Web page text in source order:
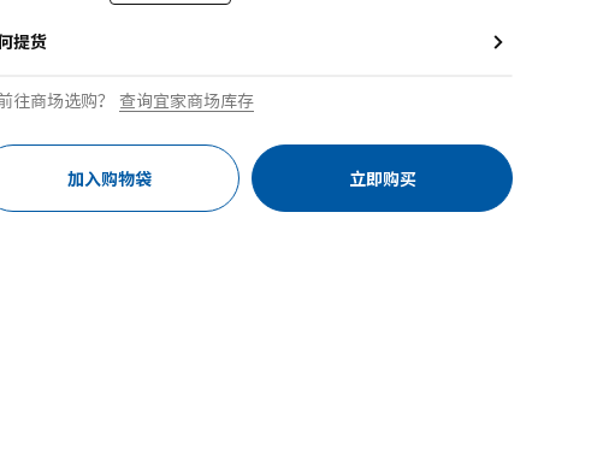
提货
往商场选购？ 查询宜家商场库存
加入购物袋 立即购买